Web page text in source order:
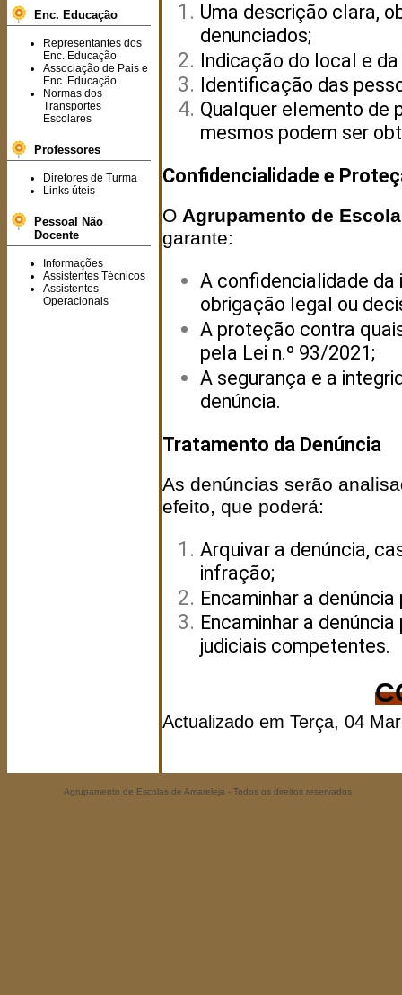
Enc. Educação
Representantes dos
Enc. Educação
Associação de Pais e
Enc. Educação
Normas dos
Transportes
Escolares
Professores
Diretores de Turma
Links úteis
Pessoal Não
Docente
Informações
Assistentes Técnicos
Assistentes
Operacionais
Uma descrição clara,
denunciados;
Indicação do local e
Identificação das
Qualquer elemento de
mesmos podem ser
Confidencialidade e
O Agrupamento de
garante:
A confidencialidade da
obrigação legal ou
A proteção contra
pela Lei n.º 93/2021;
A segurança e a
denúncia.
Tratamento da Denúncia
As denúncias serão
efeito, que poderá:
Arquivar a denúncia,
infração;
Encaminhar a
Encaminhar a
judiciais competentes.
Actualizado em Terça, 04
Agrupamento de Escolas de Amareleja - Todos os direitos reservados